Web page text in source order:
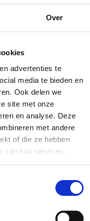
Over
advertenties te
media te bieden en
Ook delen we
site met onze
en analyse. Deze
met andere
of die ze hebben
van hun services.